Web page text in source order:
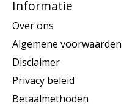
Informatie
Over ons
Algemene voorwaarden
Disclaimer
Privacy beleid
Betaalmethoden